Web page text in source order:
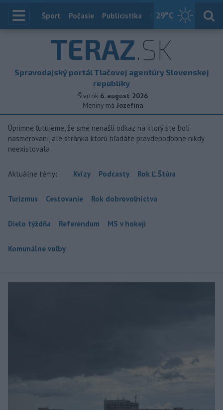
29°C
Index
Šport Počasie Publicistika Slovensko
TERAZ.SK
Spravodajský portál Tlačovej agentúry Slovenskej
republiky
Štvrtok 6. august 2026
Meniny má Jozefína
Úprimne ľutujeme, že sme nenašli odkaz na ktorý ste boli
nasmerovaní, ale stránka ktorú hľadáte pravdepodobne nikdy
neexistovala
Aktuálne témy: Kvízy Podcasty Rok Ľ.Štúra
Turizmus Cestovanie Rok dobrovoľníctva
Dielo týždňa Referendum MS v hokeji
Komunálne voľby